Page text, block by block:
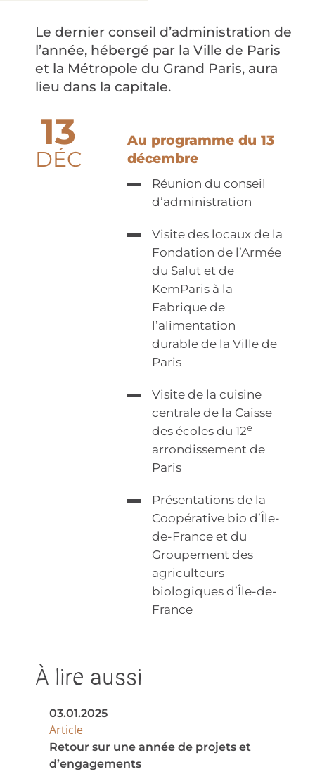
Le dernier conseil d’administration de
l’année, hébergé par la Ville de Paris
et la Métropole du Grand Paris, aura
lieu dans la capitale.
13
DÉC
Au programme du 13
décembre
Réunion du conseil
d’administration
Visite des locaux de la
Fondation de l’Armée
du Salut et de
KemParis à la
Fabrique de
l’alimentation
durable de la Ville de
Paris
Visite de la cuisine
centrale de la Caisse
des écoles du 12e
arrondissement de
Paris
Présentations de la
Coopérative bio d’Île-
de-France et du
Groupement des
agriculteurs
biologiques d’Île-de-
France
À lire aussi
03.01.2025
Article
Retour sur une année de projets et
d’engagements